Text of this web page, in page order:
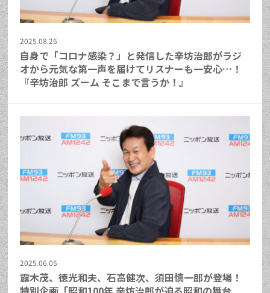
2025.08.25
自身で「コロナ感染？」と発信した辛坊治郎がラジ
オから元気な第一声を届けてリスナーも一安心…！
『辛坊治郎 ズーム そこまで言うか！』
2025.06.05
露木茂、徳光和夫、石高健次、須田慎一郎が登場！